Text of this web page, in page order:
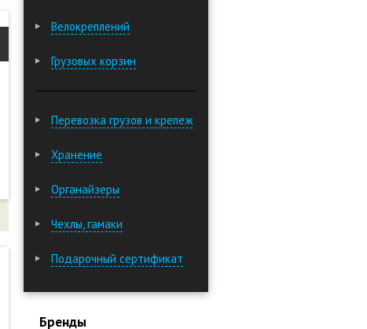
Велокреплений
Грузовых корзин
Перевозка грузов и крепеж
Хранение
Органайзеры
Чехлы, гамаки
Подарочный сертификат
Бренды